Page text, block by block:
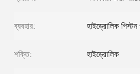
ব্যবহার: হাইড্রোলিক পিস্টন
শক্তি: হাইড্রোলিক